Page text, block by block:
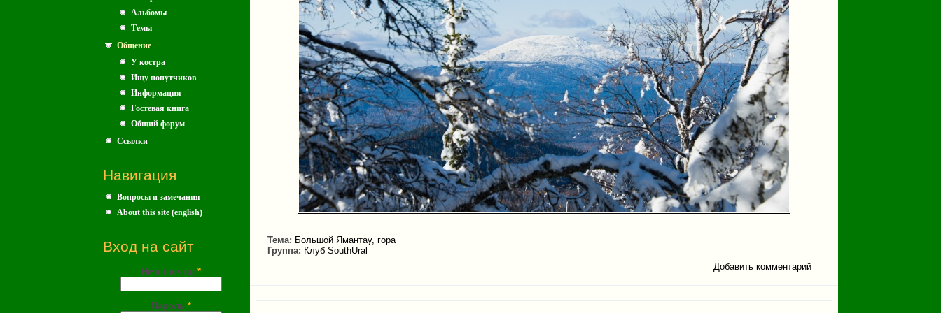
Альбомы
Темы
Общение
У костра
Ищу попутчиков
Информация
Гостевая книга
Общий форум
Ссылки
Навигация
Вопросы и замечания
About this site (english)
Вход на сайт
Имя (почта) *
Пароль *
Тема: Большой Ямантау, гора
Группа: Клуб SouthUral
Добавить комментарий